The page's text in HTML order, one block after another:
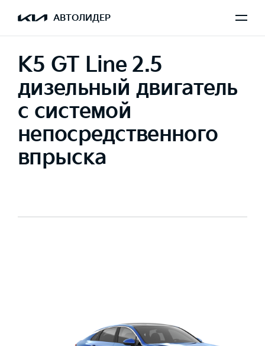
АВТОЛИДЕР
K5 GT Line 2.5
дизельный двигатель
с системой
непосредственного
впрыска